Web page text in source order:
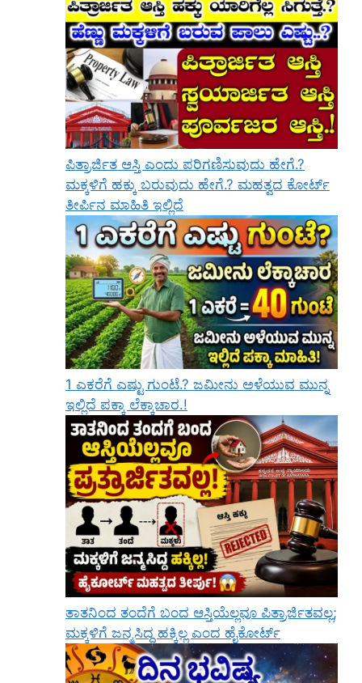
ಪಿತ್ರಾರ್ಜಿತ ಆಸ್ತಿ ಎಂದು ಪರಿಗಣಿಸುವುದು ಹೇಗೆ.?
ಮಕ್ಕಳಿಗೆ ಹಕ್ಕು ಬರುವುದು ಹೇಗೆ.? ಮಹತ್ವದ ಕೋರ್ಟ್
ತೀರ್ಪಿನ ಮಾಹಿತಿ ಇಲ್ಲಿದೆ
1 ಎಕರೆಗೆ ಎಷ್ಟು ಗುಂಟೆ.? ಜಮೀನು ಅಳೆಯುವ ಮುನ್ನ
ಇಲ್ಲಿದೆ ಪಕ್ಕಾ ಲೆಕ್ಕಾಚಾರ.!
ತಾತನಿಂದ ತಂದೆಗೆ ಬಂದ ಆಸ್ತಿಯೆಲ್ಲವೂ ಪಿತ್ರಾರ್ಜಿತವಲ್ಲ;
ಮಕ್ಕಳಿಗೆ ಜನ್ಮಸಿದ್ಧ ಹಕ್ಕಿಲ್ಲ ಎಂದ ಹೈಕೋರ್ಟ್